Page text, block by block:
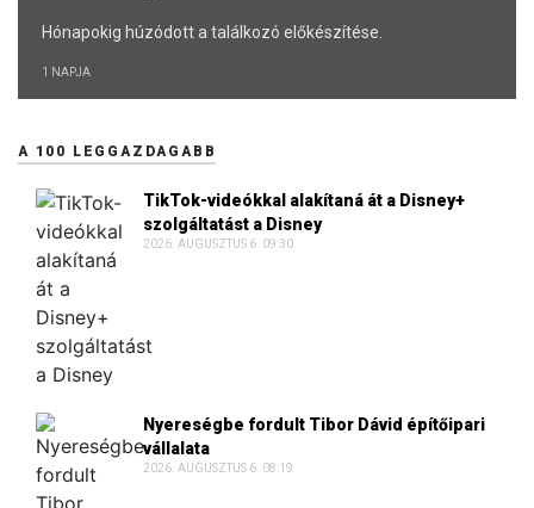
Hónapokig húzódott a találkozó előkészítése.
1 NAPJA
A 100 LEGGAZDAGABB
TikTok-videókkal alakítaná át a Disney+
szolgáltatást a Disney
2026. AUGUSZTUS 6. 09:30
Nyereségbe fordult Tibor Dávid építőipari
vállalata
2026. AUGUSZTUS 6. 08:19